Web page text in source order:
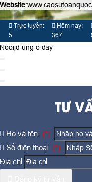
Website
Trực tuyến:
5
Hôm nay:
367
Nooijd ung o day
TƯ
Họ và tên (*)
Số điện thoại (*)
Địa chỉ